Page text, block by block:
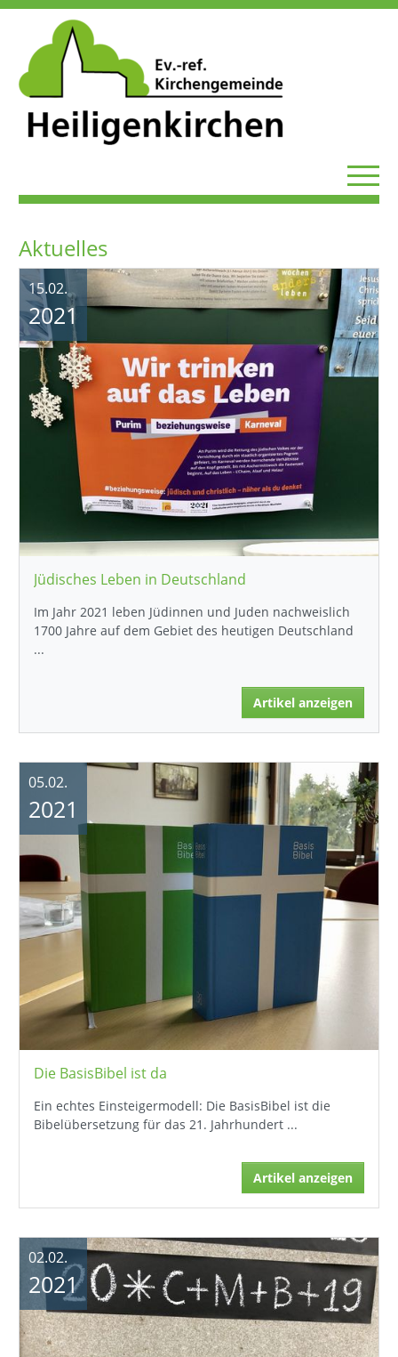
Aktuelles
Jüdisches Leben in Deutschland
Im Jahr 2021 leben Jüdinnen und Juden nachweislich
1700 Jahre auf dem Gebiet des heutigen Deutschland
...
Artikel anzeigen
15.02.
2021
Die BasisBibel ist da
Ein echtes Einsteigermodell: Die BasisBibel ist die
Bibelübersetzung für das 21. Jahrhundert ...
Artikel anzeigen
05.02.
2021
02.02.
2021